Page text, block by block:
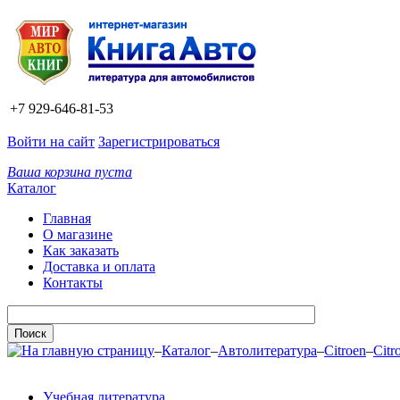
+7 929-646-81-53
Войти на сайт Зарегистрироваться
Ваша корзина пуста
Каталог
Главная
О магазине
Как заказать
Доставка и оплата
Контакты
–Каталог–Автолитература–Citroen–
Учебная литература